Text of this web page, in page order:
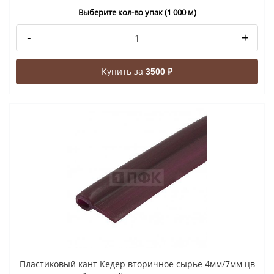
Выберите кол-во упак (1 000 м)
- +
Купить за 3500 ₽
Пластиковый кант Кедер вторичное сырье 4мм/7мм цв